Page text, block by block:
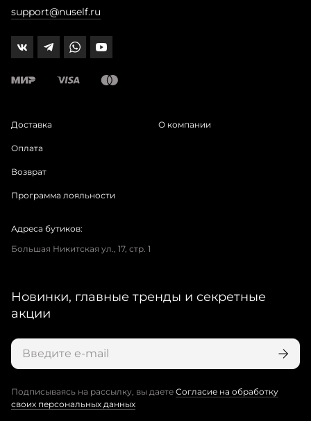
support@nuself.ru
Доставка
Оплата
Возврат
Программа лояльности
О компании
Адреса бутиков:
Большая Никитская ул., 17, стр. 1
Новинки, главные тренды и секретные
акции
Подписываясь на рассылку, вы даете Согласие на обработку
своих персональных данных